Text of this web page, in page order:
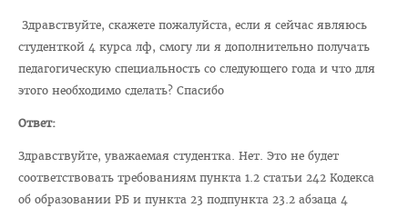
Архив проходных баллов
Общежитие
Часто задаваемые вопросы 2025
Стоимость обучения в ВГМУ
Здравствуйте, скажете пожалуйста, если я сейчас являюсь
студенткой 4 курса лф, смогу ли я дополнительно получать
педагогическую специальность со следующего года и что для
этого необходимо сделать? Спасибо
Ответ:
Здравствуйте, уважаемая студентка. Нет. Это не будет
соответствовать требованиям пункта 1.2 статьи 242 Кодекса
об образовании РБ и пункта 23 подпункта 23.2 абзаца 4